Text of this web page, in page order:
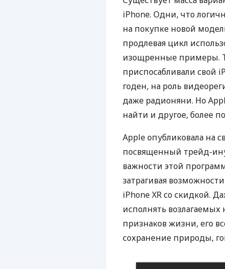
iPhone. Одни, что
на покупке новой
продлевая цикл
изощренные примеры.
приспосабливали свой
годен, на роль
даже радионяни. Но
найти и другое, более
Apple опубликовала на
посвященный трейд-
важности этой
затрагивая
iPhone XR со скидкой.
исполнять возлагаемых
признаков жизни, его
сохранение природы,